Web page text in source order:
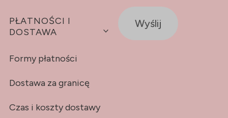
PŁATNOŚCI I
DOSTAWA
Formy płatności
Dostawa za granicę
Czas i koszty dostawy
Wyślij